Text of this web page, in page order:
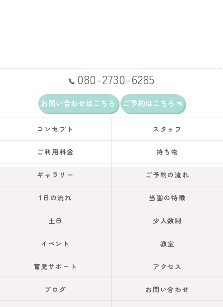
080-2730-6285
お問い合わせはこちら ご予約はこちら
コンセプト スタッフ
ご利用料金 持ち物
ギャラリー ご予約の流れ
1日の流れ 当園の特徴
土日 少人数制
イベント 教室
育児サポート アクセス
ブログ お問い合わせ